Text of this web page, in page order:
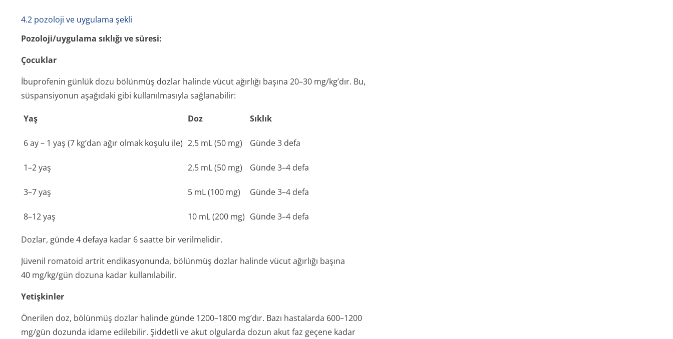
4.2 pozoloji ve uygulama şekli
Pozoloji/uygulama sıklığı ve süresi:
Çocuklar
İbuprofenin günlük dozu bölünmüş dozlar halinde vücut ağırlığı başına 20–30 mg/kg’dır. Bu,
süspansiyonun aşağıdaki gibi kullanılmasıyla sağlanabilir:
Yaş Doz Sıklık
6 ay – 1 yaş (7 kg’dan ağır olmak koşulu ile) 2,5 mL (50 mg) Günde 3 defa
1–2 yaş 2,5 mL (50 mg) Günde 3–4 defa
3–7 yaş 5 mL (100 mg) Günde 3–4 defa
8–12 yaş 10 mL (200 mg) Günde 3–4 defa
Dozlar, günde 4 defaya kadar 6 saatte bir verilmelidir.
Jüvenil romatoid artrit endikasyonunda, bölünmüş dozlar halinde vücut ağırlığı başına
40 mg/kg/gün dozuna kadar kullanılabilir.
Yetişkinler
Önerilen doz, bölünmüş dozlar halinde günde 1200–1800 mg’dır. Bazı hastalarda 600–1200
mg/gün dozunda idame edilebilir. Şiddetli ve akut olgularda dozun akut faz geçene kadar